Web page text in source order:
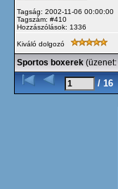
Tagság: 2002-11-06 00:00:00
Tagszám: #410
Hozzászólások: 1336
Kiváló dolgozó
Sportos boxerek (üzenet:
/ 16